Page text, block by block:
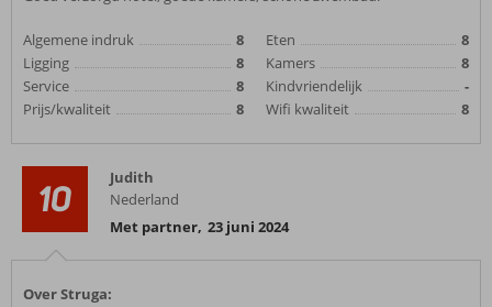
Algemene indruk
8
Ligging
8
Service
8
Prijs/kwaliteit
8
Eten
8
Kamers
8
Kindvriendelijk
-
Wifi kwaliteit
8
10
Judith
Nederland
Met partner, 23 juni 2024
Over Struga: